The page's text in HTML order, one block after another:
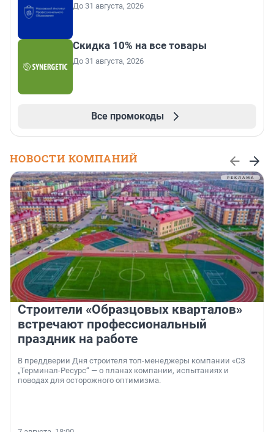
До 31 августа, 2026
Скидка 10% на все товары
До 31 августа, 2026
Все промокоды
НОВОСТИ КОМПАНИЙ
Строители «Образцовых кварталов»
встречают профессиональный
праздник на работе
В преддверии Дня строителя топ-менеджеры компании «СЗ
„Терминал-Ресурс“ — о планах компании, испытаниях и
поводах для осторожного оптимизма.